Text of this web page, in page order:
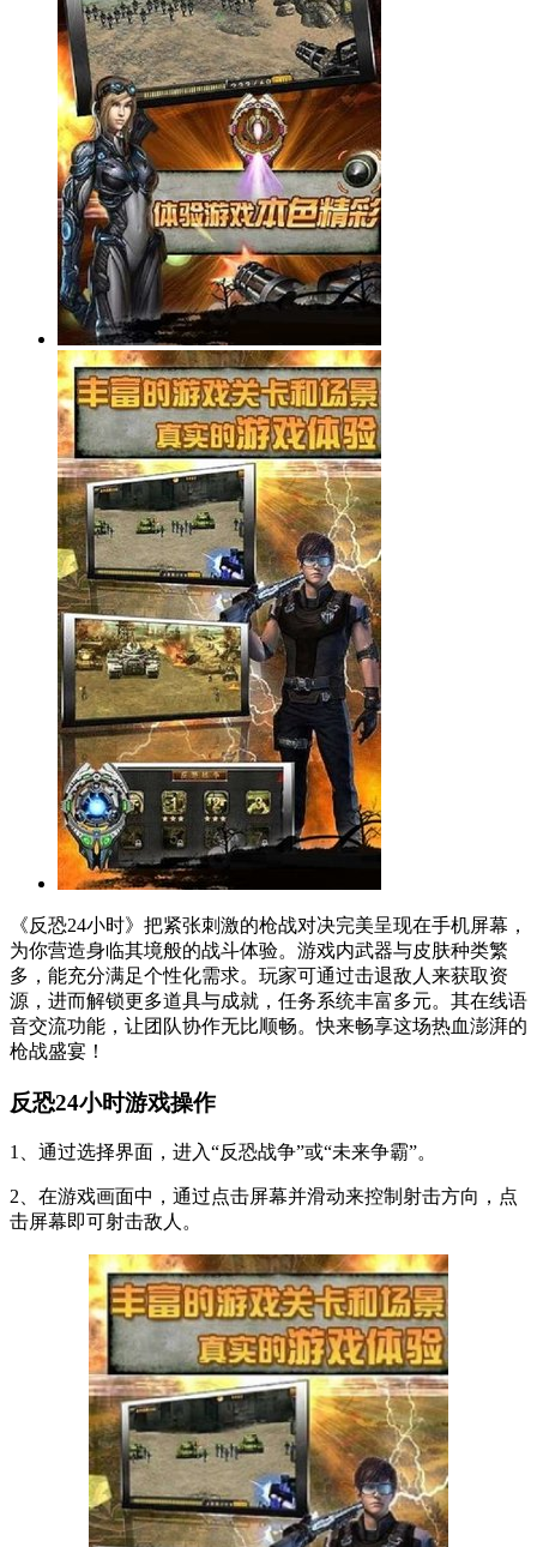
《反恐24小时》把紧张刺激的枪战对决完美呈现在手机屏幕，
为你营造身临其境般的战斗体验。游戏内武器与皮肤种类繁
多，能充分满足个性化需求。玩家可通过击退敌人来获取资
源，进而解锁更多道具与成就，任务系统丰富多元。其在线语
音交流功能，让团队协作无比顺畅。快来畅享这场热血澎湃的
枪战盛宴！
反恐24小时游戏操作
1、通过选择界面，进入“反恐战争”或“未来争霸”。
2、在游戏画面中，通过点击屏幕并滑动来控制射击方向，点
击屏幕即可射击敌人。